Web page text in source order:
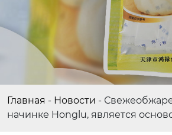
Главная - Новости -
начинке Honglu, является